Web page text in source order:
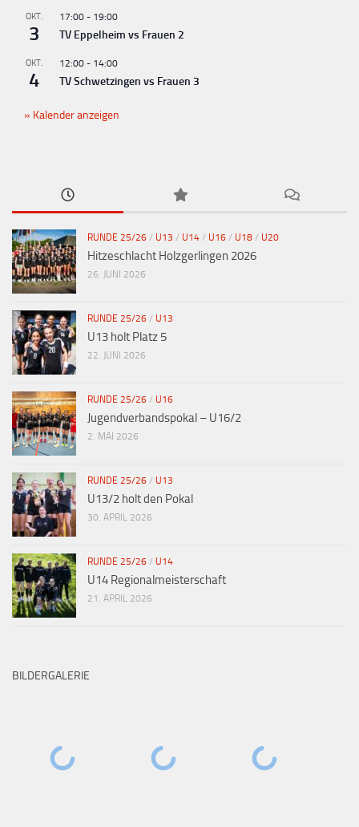
OKT.
3
17:00 - 19:00
TV Eppelheim vs Frauen 2
OKT.
4
12:00 - 14:00
TV Schwetzingen vs Frauen 3
Kalender anzeigen
RUNDE 25/26 / U13 / U14 / U16 / U18 / U20
Hitzeschlacht Holzgerlingen 2026
26. JUNI 2026
RUNDE 25/26 / U13
U13 holt Platz 5
22. JUNI 2026
RUNDE 25/26 / U16
Jugendverbandspokal – U16/2
2. MAI 2026
RUNDE 25/26 / U13
U13/2 holt den Pokal
30. APRIL 2026
RUNDE 25/26 / U14
U14 Regionalmeisterschaft
21. APRIL 2026
BILDERGALERIE